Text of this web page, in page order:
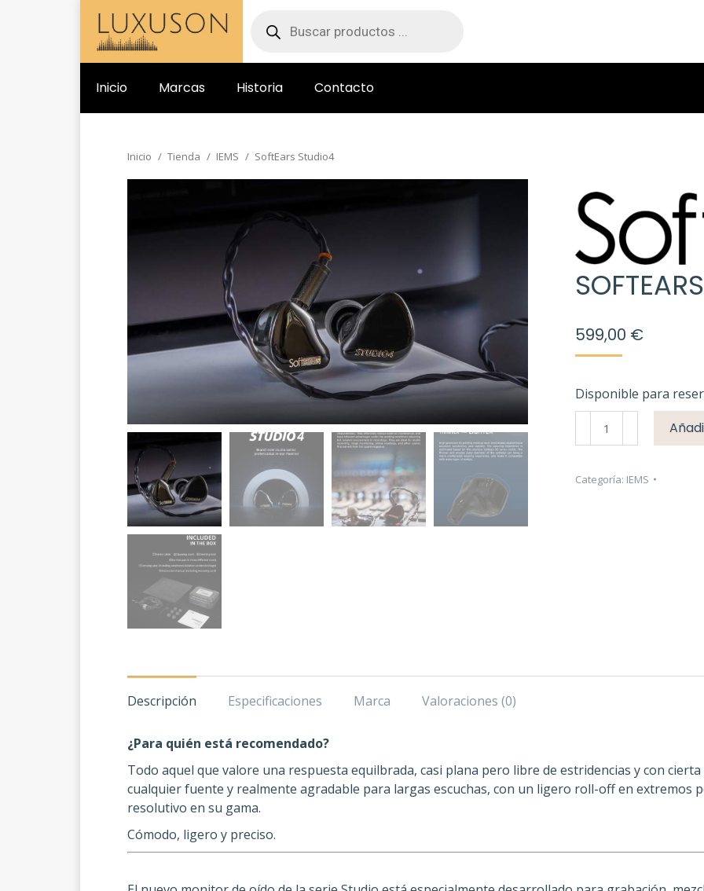
Inicio Marcas Historia Contacto
Estás aquí:
Inicio Tienda IEMS SoftEars Studio4
599,00 €
Disponible para
Studio4
Categoría: IEMS
Descripción Especificaciones Marca Valoraciones (0)
¿Para quién está recomendado?
Todo aquel que valore una respuesta equilbrada, casi plana pero libre de estridencias y con
cualquier fuente y realmente agradable para largas escuchas, con un ligero roll-off en extremos
resolutivo en su gama.
Cómodo, ligero y preciso.